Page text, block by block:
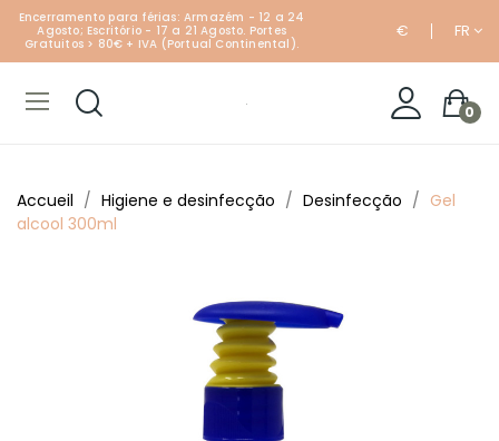
Encerramento para férias: Armazém - 12 a 24
Agosto; Escritório - 17 a 21 Agosto. Portes
Gratuitos > 80€ + IVA (Portual Continental).
€ FR
0
Accueil Higiene e desinfecção Desinfecção
Gel
alcool 300ml